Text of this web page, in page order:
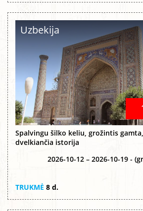
Uzbekija
Spalvingu šilko keliu, grožintis
dvelkiančia istorija
2026-10-12 – 2026-10-19 -
TRUKMĖ 8 d.